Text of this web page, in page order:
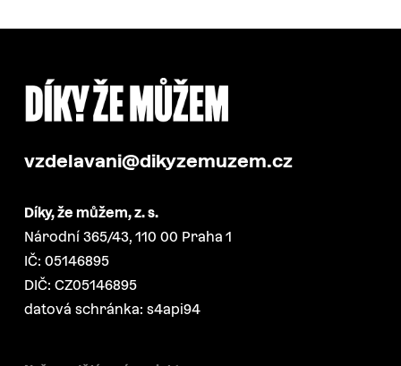
vzdelavani@dikyzemuzem.cz
Díky, že můžem, z. s.
Národní 365/43, 110 00 Praha 1
IČ: 05146895
DIČ: CZ05146895
datová schránka: s4api94